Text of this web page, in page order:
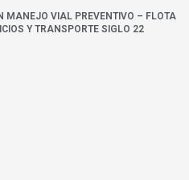
MANEJO VIAL PREVENTIVO – FLOTA
Y TRANSPORTE SIGLO 22